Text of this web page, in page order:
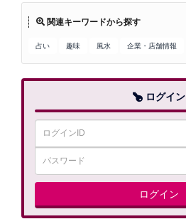
関連キーワードから探す
占い 趣味 風水 企業・店舗情報
ログイン
ログイン